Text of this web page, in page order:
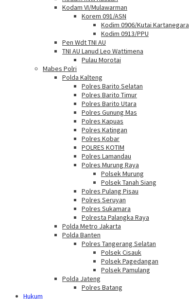
Kodam VI/Mulawarman
Korem 091/ASN
Kodim 0906/Kutai Kartanegara
Kodim 0913/PPU
Pen Wdt TNI AU
TNI AU Lanud Leo Wattimena
Pulau Morotai
Mabes Polri
Polda Kalteng
Polres Barito Selatan
Polres Barito Timur
Polres Barito Utara
Polres Gunung Mas
Polres Kapuas
Polres Katingan
Polres Kobar
POLRES KOTIM
Polres Lamandau
Polres Murung Raya
Polsek Murung
Polsek Tanah Siang
Polres Pulang Pisau
Polres Seruyan
Polres Sukamara
Polresta Palangka Raya
Polda Metro Jakarta
Polda Banten
Polres Tangerang Selatan
Polsek Cisauk
Polsek Pagedangan
Polsek Pamulang
Polda Jateng
Polres Batang
Hukum